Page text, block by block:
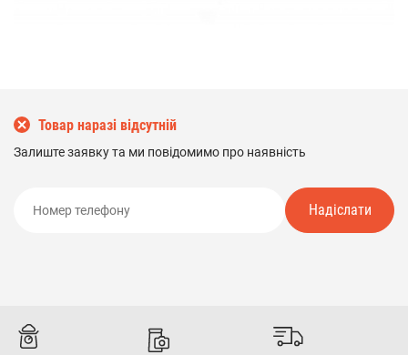
Товар наразі відсутній
Залиште заявку та ми повідомимо про наявність
Надіслати